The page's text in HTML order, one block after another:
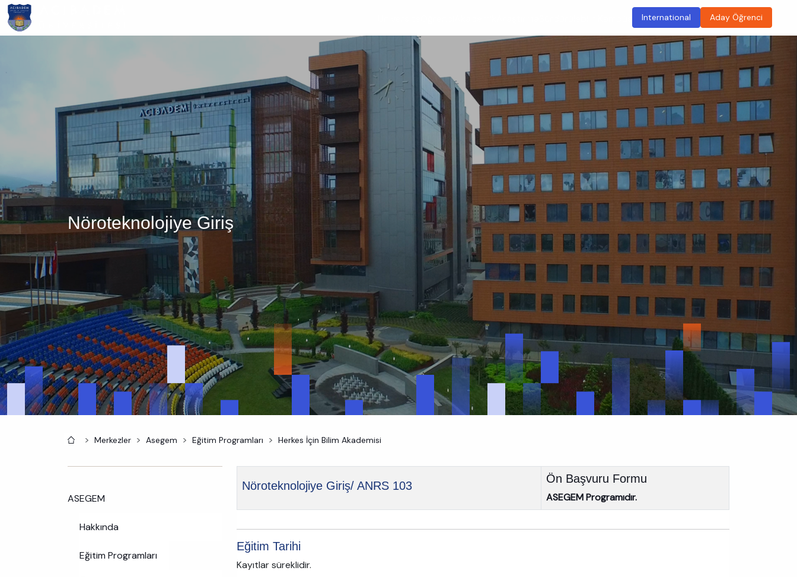
Ana
içeriğe
atla
International Aday Öğrenci
Nöroteknolojiye Giriş
AnasayfaMerkezler Asegem Eğitim Programları Herkes İçin Bilim Akademisi
ASEGEM
Hakkında
Eğitim Programları
Nöroteknolojiye Giriş/ ANRS 103
Ön Başvuru Formu
ASEGEM Programıdır.
Eğitim Tarihi
Kayıtlar süreklidir.